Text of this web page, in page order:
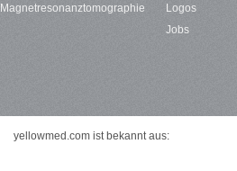
Magnetresonanztomographie
Logos
Jobs
yellowmed.com ist bekannt aus: